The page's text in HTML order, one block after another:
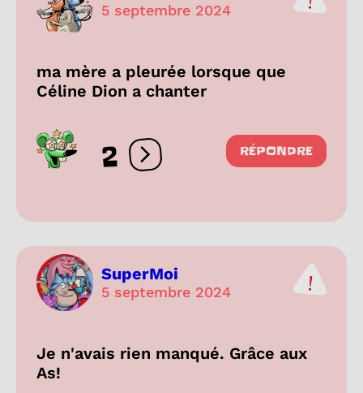
5 septembre 2024
ma mère a pleurée lorsque que
Céline Dion a chanter
2 Ouvrir les réactions
RÉPONDRE
SuperMoi
5 septembre 2024
Je n'avais rien manqué. Grâce aux
As!